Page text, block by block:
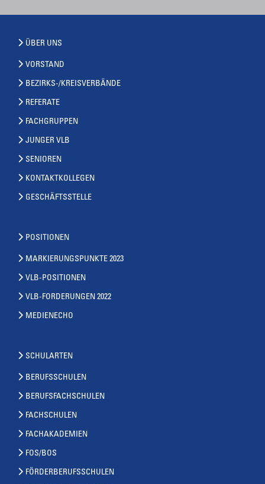
ÜBER UNS
VORSTAND
BEZIRKS-/KREISVERBÄNDE
REFERATE
FACHGRUPPEN
JUNGER VLB
SENIOREN
KONTAKTKOLLEGEN
GESCHÄFTSSTELLE
POSITIONEN
MARKIERUNGSPUNKTE 2023
VLB-POSITIONEN
VLB-FORDERUNGEN 2022
MEDIENECHO
SCHULARTEN
BERUFSSCHULEN
BERUFSFACHSCHULEN
FACHSCHULEN
FACHAKADEMIEN
FOS/BOS
FÖRDERBERUFSSCHULEN